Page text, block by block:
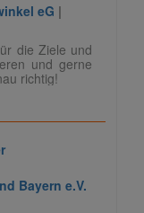
eG |
die Ziele und
und gerne
richtig!
Bayern e.V.